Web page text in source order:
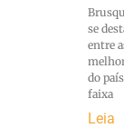
se
entre
do
faixa
Leia